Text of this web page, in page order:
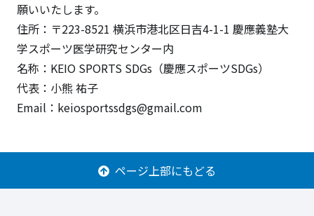
願いいたします。
住所：〒223-8521 横浜市港北区日吉4-1-1 慶應義塾大
学スポーツ医学研究センター内
名称：KEIO SPORTS SDGs（慶應スポーツSDGs）
代表：小熊 祐子
Email：keiosportssdgs@gmail.com
ページ上部にもどる